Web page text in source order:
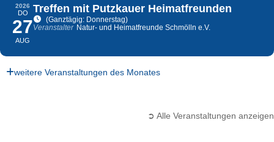
2026
DO
27
AUG
Treffen mit Putzkauer Heimatfreunden
(Ganztägig: Donnerstag)
Veranstalter Natur- und Heimatfreunde Schmölln e.V.
weitere Veranstaltungen des Monates
➲ Alle Veranstaltungen anzeigen